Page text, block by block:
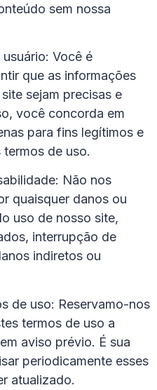
sem nossa
Você é
que as informações
sejam precisas e
você concorda em
para fins legítimos e
de uso.
Não nos
quaisquer danos ou
uso de nosso site,
interrupção de
indiretos ou
de uso: Reservamo-nos
termos de uso a
aviso prévio. É sua
periodicamente esses
atualizado.